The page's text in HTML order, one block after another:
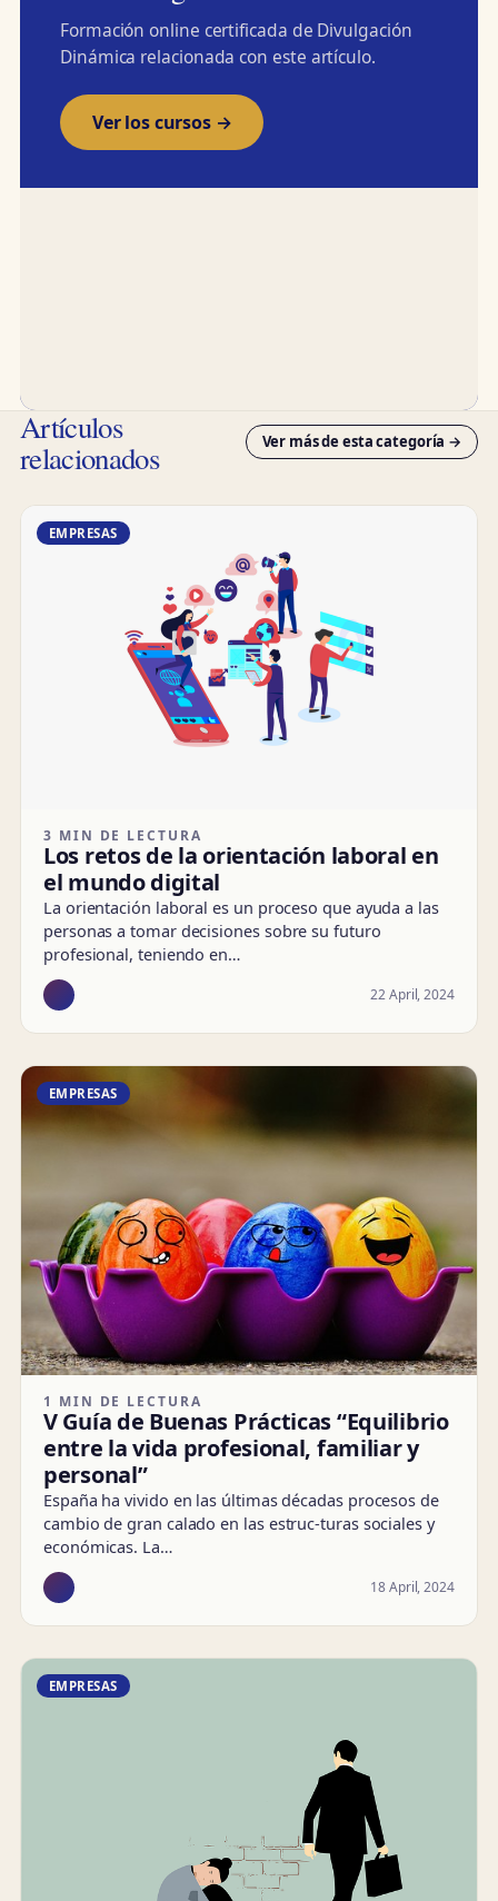
Formación online certificada de Divulgación
Dinámica relacionada con este artículo.
Ver los cursos →
Artículos
relacionados Ver más de esta categoría →
EMPRESAS
3 MIN DE LECTURA
Los retos de la orientación laboral en
el mundo digital
La orientación laboral es un proceso que ayuda a las
personas a tomar decisiones sobre su futuro
profesional, teniendo en…
22 April, 2024
EMPRESAS
1 MIN DE LECTURA
V Guía de Buenas Prácticas “Equilibrio
entre la vida profesional, familiar y
personal”
España ha vivido en las últimas décadas procesos de
cambio de gran calado en las estruc-turas sociales y
económicas. La…
18 April, 2024
EMPRESAS